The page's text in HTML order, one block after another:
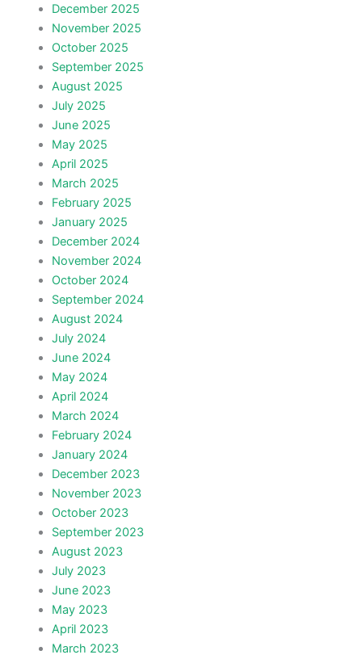
December 2025
November 2025
October 2025
September 2025
August 2025
July 2025
June 2025
May 2025
April 2025
March 2025
February 2025
January 2025
December 2024
November 2024
October 2024
September 2024
August 2024
July 2024
June 2024
May 2024
April 2024
March 2024
February 2024
January 2024
December 2023
November 2023
October 2023
September 2023
August 2023
July 2023
June 2023
May 2023
April 2023
March 2023